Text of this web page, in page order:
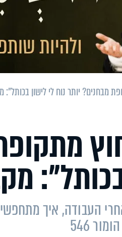
יותר נוח לי לישון בכותל":
העבודה, איך
546